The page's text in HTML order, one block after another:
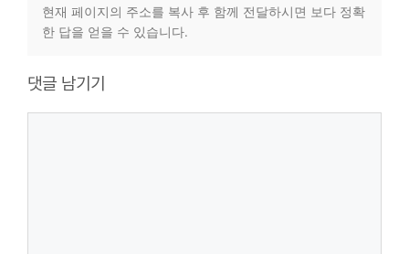
현재 페이지의 주소를 복사 후 함께 전달하시면 보다 정확
한 답을 얻을 수 있습니다.
댓글 남기기